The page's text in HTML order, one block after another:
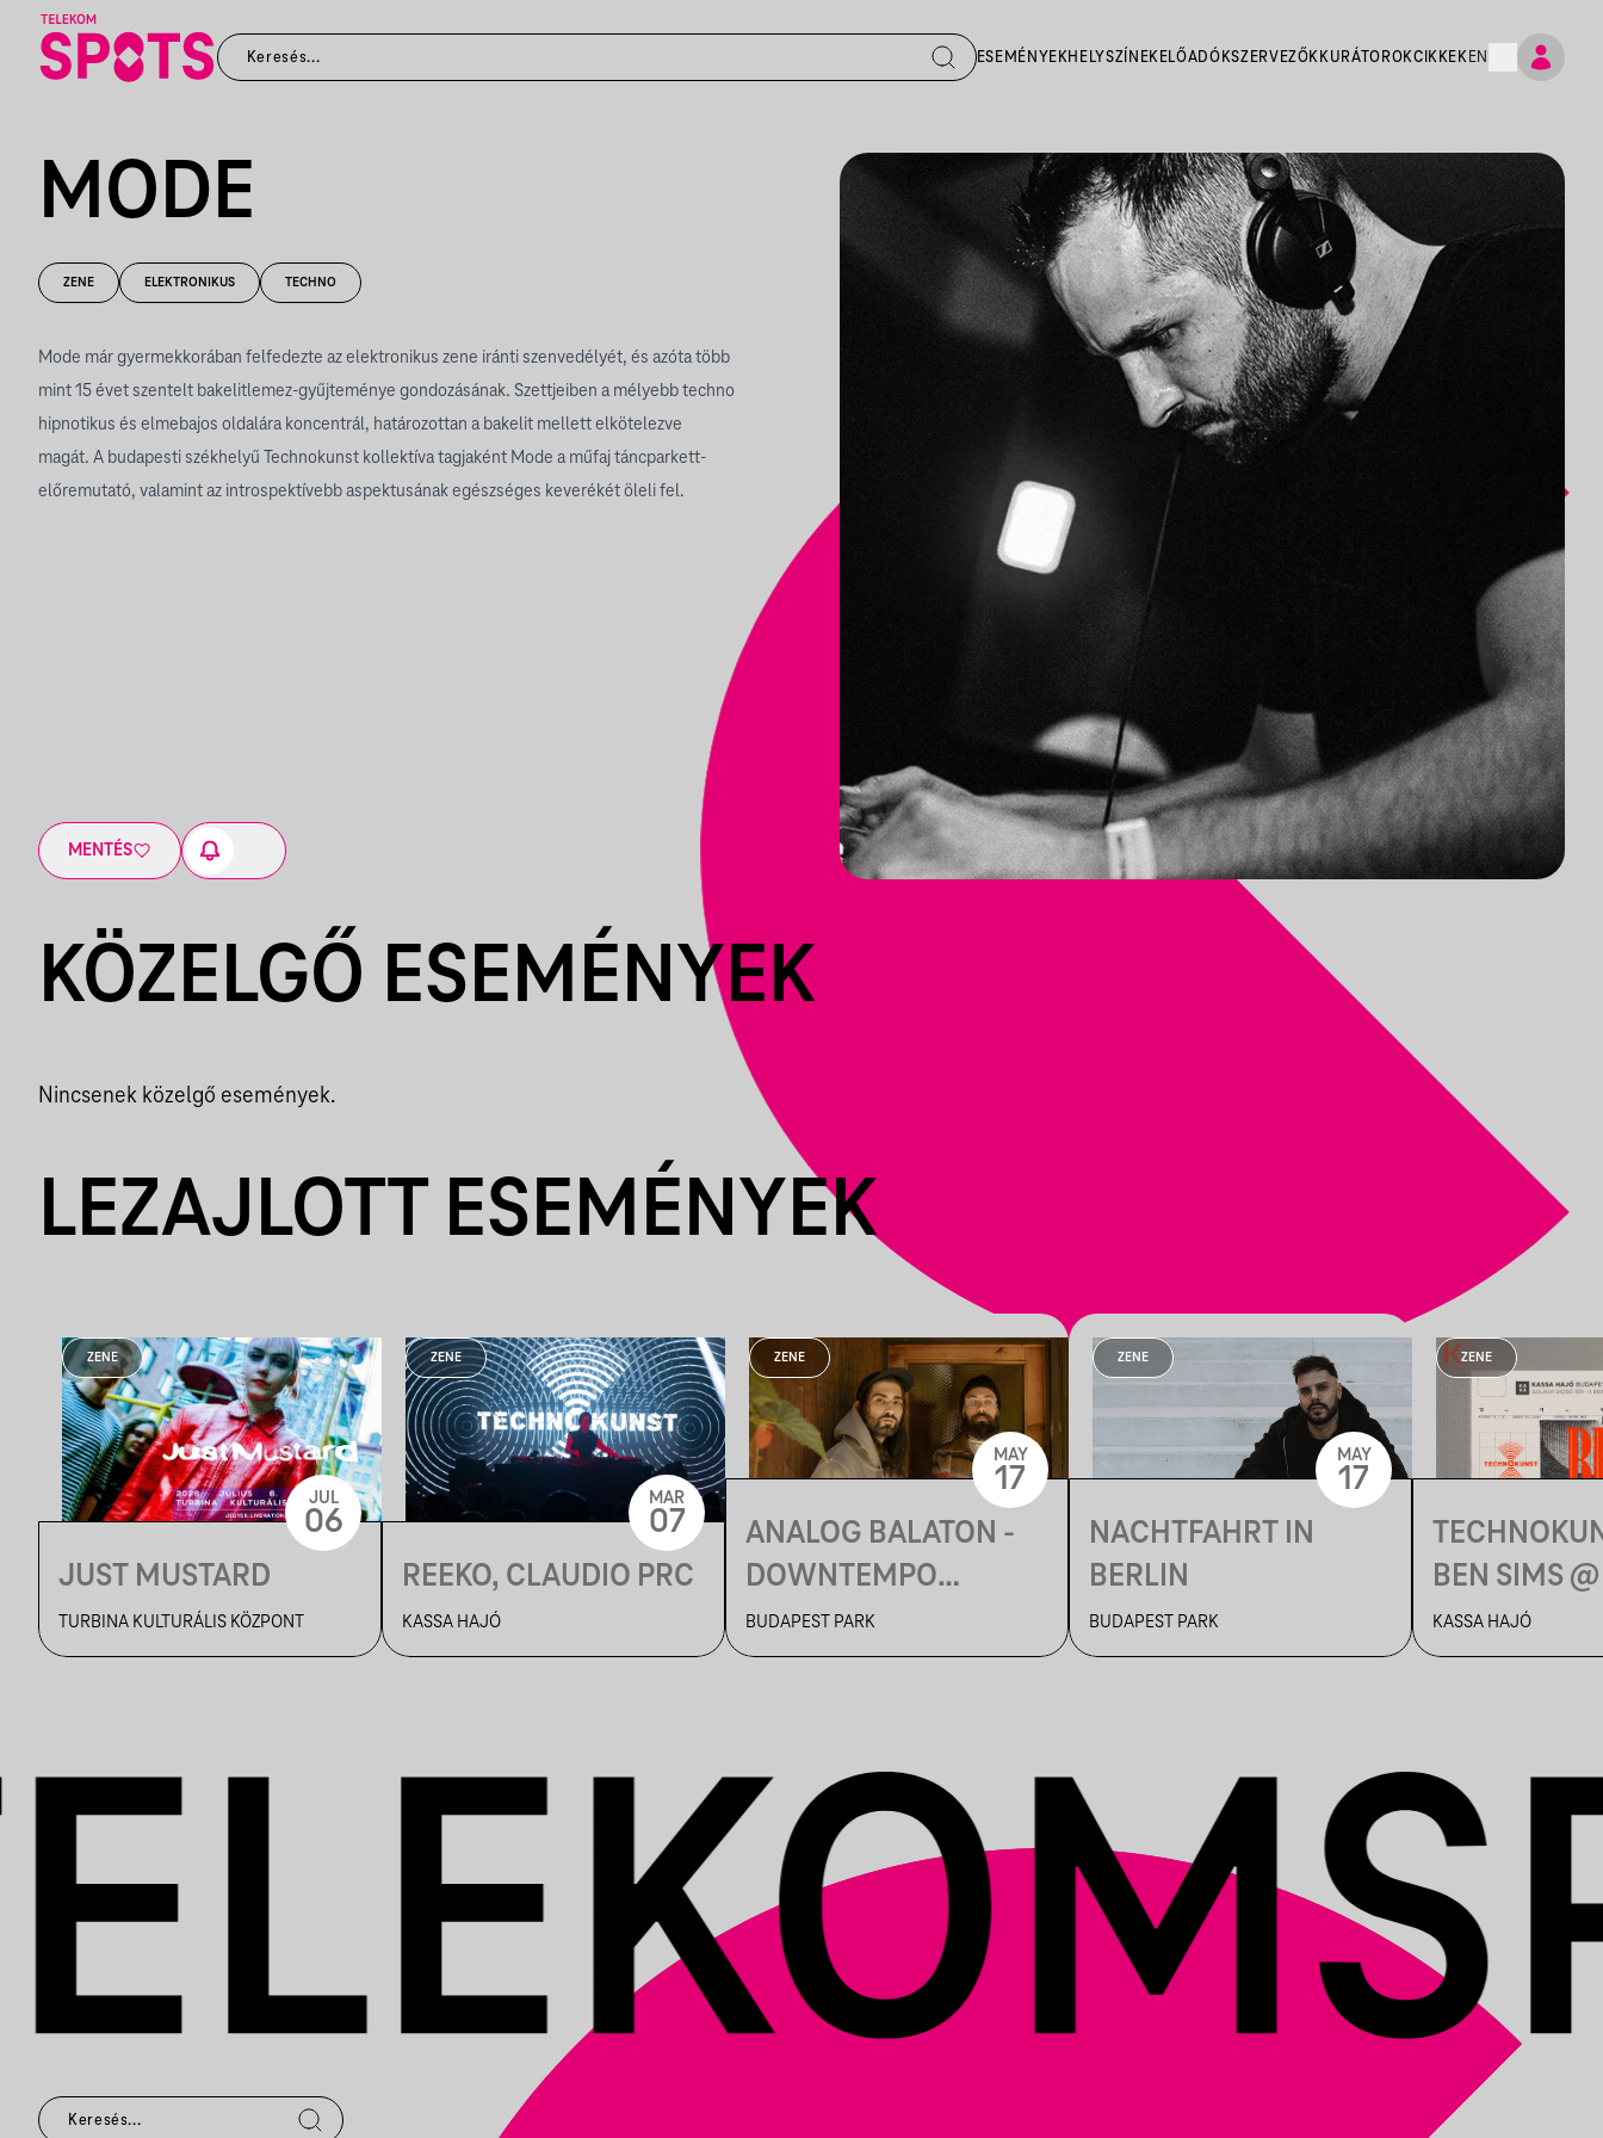
ESEMÉNYEKHELYSZÍNEK ELŐADÓKSZERVEZŐK KURÁTOROKCIKKEK EN
MODE
ZENE ELEKTRONIKUS TECHNO
Mode már gyermekkorában felfedezte az elektronikus zene iránti szenvedélyét, és azóta több
mint 15 évet szentelt bakelitlemez-gyűjteménye gondozásának. Szettjeiben a mélyebb techno
hipnotikus és elmebajos oldalára koncentrál, határozottan a bakelit mellett elkötelezve
magát. A budapesti székhelyű Technokunst kollektíva tagjaként Mode a műfaj táncparkett-
előremutató, valamint az introspektívebb aspektusának egészséges keverékét öleli fel.
MENTÉS
KÖZELGŐ ESEMÉNYEK
Nincsenek közelgő események.
LEZAJLOTT ESEMÉNYEK
ZENE
JUST MUSTARD
TURBINA KULTURÁLIS KÖZPONT
JUL
06
ZENE
REEKO, CLAUDIO PRC
KASSA HAJÓ
MAR
07
ZENE
ANALOG BALATON -
DOWNTEMPO
MAJÁLIS
BUDAPEST PARK
MAY
17
ZENE
NACHTFAHRT IN
BERLIN
BUDAPEST PARK
MAY
17
ZENE
BEN SIMS
KASSA HAJÓ